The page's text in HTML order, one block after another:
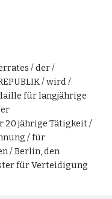
/ der /
/ wird /
für langjährige
20 jährige Tätigkeit /
/ für
/ Berlin, den
für Verteidigung